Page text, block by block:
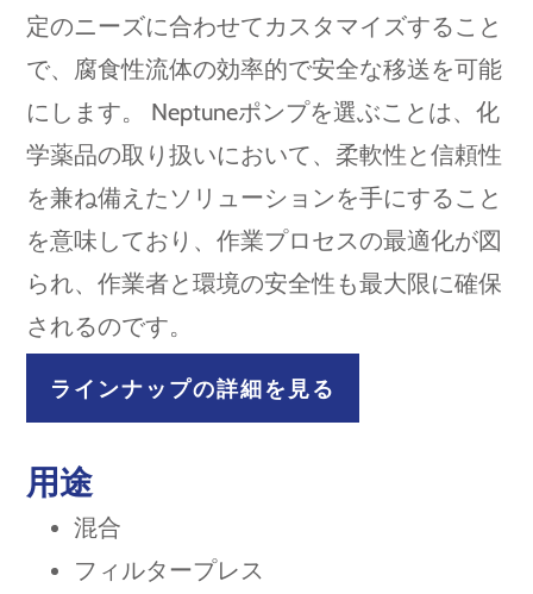
定のニーズに合わせてカスタマイズすること
で、腐食性流体の効率的で安全な移送を可能
にします。 Neptuneポンプを選ぶことは、化
学薬品の取り扱いにおいて、柔軟性と信頼性
を兼ね備えたソリューションを手にすること
を意味しており、作業プロセスの最適化が図
られ、作業者と環境の安全性も最大限に確保
されるのです。
ラインナップの詳細を見る
用途
混合
フィルタープレス